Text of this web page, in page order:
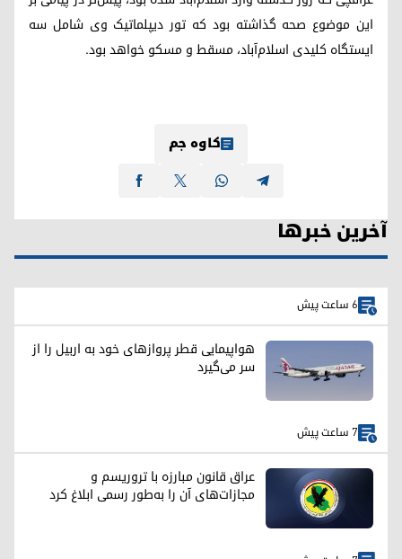
این موضوع صحه گذاشته بود که تور دیپلماتیک وی شامل سه
ایستگاه کلیدی اسلام‌آباد، مسقط و مسکو خواهد بود.
کاوە جم
آخرین خبرها
6 ساعت پیش
هواپیمایی قطر پروازهای خود به اربیل را از
سر می‌گیرد
7 ساعت پیش
عراق قانون مبارزه با تروریسم و
مجازات‌های آن را به‌طور رسمی ابلاغ کرد